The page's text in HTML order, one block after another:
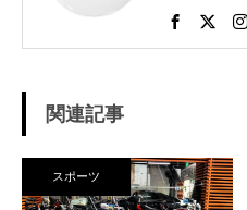
さし、個人スポ
素振りをした
ら一刀両断。（笑） そんなテ
関連記事
スポーツ